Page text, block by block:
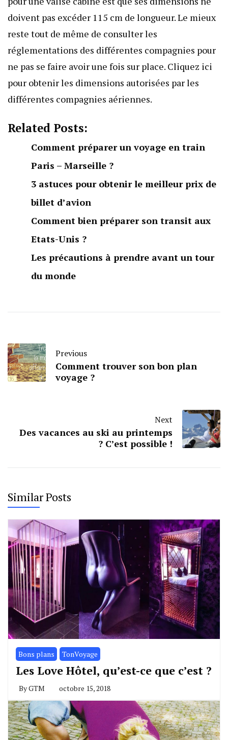
doivent pas excéder 115 cm de longueur. Le mieux
reste tout de même de consulter les
réglementations des différentes compagnies pour
ne pas se faire avoir une fois sur place. Cliquez ici
pour obtenir les dimensions autorisées par les
différentes compagnies aériennes.
Related Posts:
Comment préparer un voyage en train
Paris – Marseille ?
3 astuces pour obtenir le meilleur prix de
billet d’avion
Comment bien préparer son transit aux
Etats-Unis ?
Les précautions à prendre avant un tour
du monde
Previous
Comment trouver son bon plan
voyage ?
Next
Des vacances au ski au printemps
? C’est possible !
Similar Posts
Bons plans TonVoyage
Les Love Hôtel, qu’est-ce que c’est ?
ByGTM octobre 15, 2018